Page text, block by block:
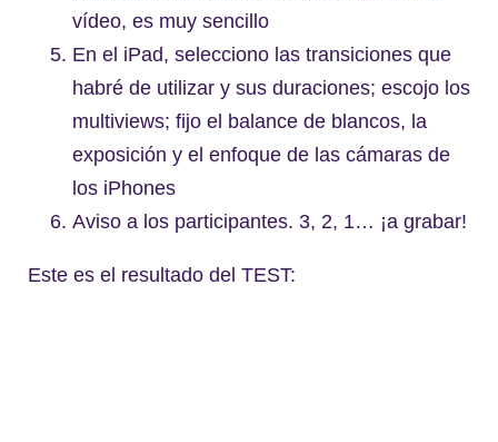
vídeo, es muy sencillo
En el iPad, selecciono las transiciones que
habré de utilizar y sus duraciones; escojo los
multiviews; fijo el balance de blancos, la
exposición y el enfoque de las cámaras de
los iPhones
Aviso a los participantes. 3, 2, 1… ¡a grabar!
Este es el resultado del TEST: